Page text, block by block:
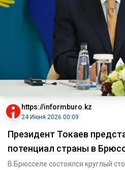
https://informburo.kz
24 Июня 2026 00:09
Президент Токаев
потенциал страны в
В Брюсселе состоялся круглый